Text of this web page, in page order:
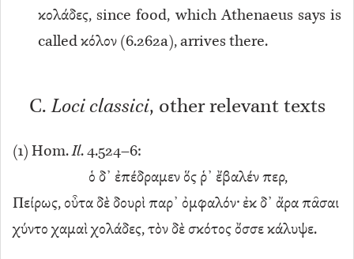
κολάδες, since food, which Athenaeus says is
called κόλον (6.262a), arrives there.
C.Loci classici, other relevant texts
(1) Hom.Il. 4.524–6:
ὁ δ᾿ ἐπέδραμεν ὅς ῥ᾿ ἔβαλέν περ,
Πείρως, οὖτα δὲ δουρὶ παρ᾿ ὀμφαλόν· ἐκ δ᾿ ἄρα πᾶσαι
χύντο χαμαὶ χολάδες, τὸν δὲ σκότος ὄσσε κάλυψε.